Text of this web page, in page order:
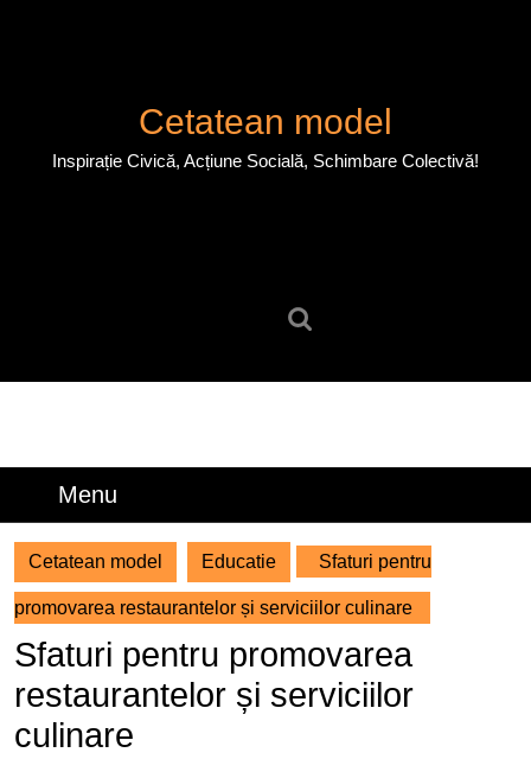
Cetatean model
Inspirație Civică, Acțiune Socială, Schimbare Colectivă!
Menu
Cetatean model Educatie Sfaturi pentru
promovarea restaurantelor și serviciilor culinare
Sfaturi pentru promovarea
restaurantelor și serviciilor
culinare